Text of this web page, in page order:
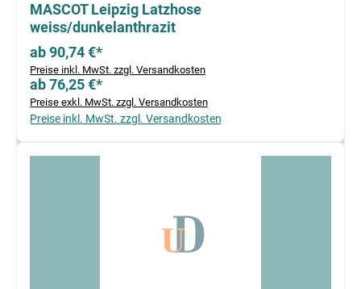
MASCOT Leipzig Latzhose
weiss/dunkelanthrazit
ab 90,74 €*
Preise inkl. MwSt. zzgl. Versandkosten
ab 76,25 €*
Preise exkl. MwSt. zzgl. Versandkosten
Preise inkl. MwSt. zzgl. Versandkosten